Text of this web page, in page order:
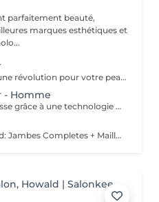
parfaitement beauté,
L'épilation définitive au laser : une révolution pour votre peau ! Avec notre technologie avancée Pulse Laser , offrez-vous investissement dans votre confort et votre beauté . Les avantages de l'épilation définitive : -Une méthode douce et indolore. -Résultats durables. -Adaptée à tous les types de peau. -Gain de temps et praticité. -Rapidité et efficacité. -Calculer 6 séance es par zone. Révéler votre beauté naturelle ! Votre bien-être est notre priorité.
- Homme
Profitez d'une peau douce et lisse grâce à une technologie de pointe qui allie efficacité, rapidité et confort tous les types de peau . Des résultats visibles et durables Un soin en toute sécurité et sans douleur Une méthode rapide pour être prête avant les fêtes ! Sublimez votre peau Prenez soin de vous vous le méritez !
L'epilation complete comprend: Jambes Completes + Maillot intégral + Aisselles + Sourcils + Duvet Épilation à la cire permet d'arracher le poil et la racine, ce qui a pour effet de ralentir la repousse de quelques semaines. De plus, le poil qui repoussera sera plus fin. L'épilation à la cire est une méthode efficace pour tous les types de poils. La cire tiède est utilisée sur la majorité des régions corporelles. Pour les régions plus sensibles, comme les aisselles et le bikini, c'est plutôt la cire chaude qui est utilisée afin de minimiser les risques d'ecchymoses dus à une traction trop forte.